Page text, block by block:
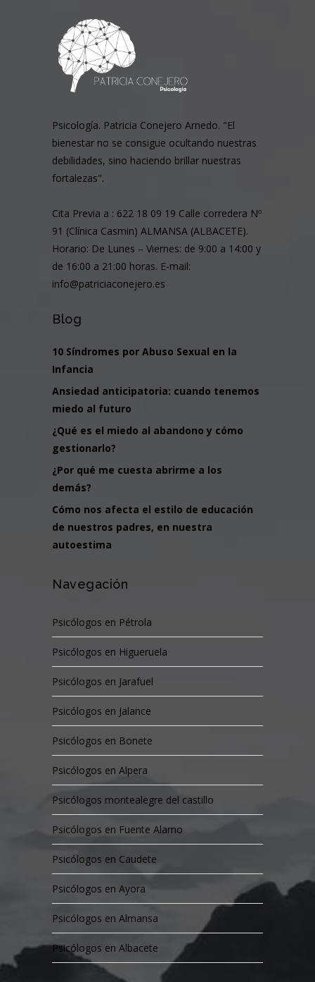
Psicología. Patricia Conejero Arnedo. "El
bienestar no se consigue ocultando nuestras
debilidades, sino haciendo brillar nuestras
fortalezas".
Cita Previa a : 622 18 09 19 Calle corredera Nº
91 (Clínica Casmin) ALMANSA (ALBACETE).
Horario: De Lunes – Viernes: de 9:00 a 14:00 y
de 16:00 a 21:00 horas. E-mail:
info@patriciaconejero.es
Blog
10 Síndromes por Abuso Sexual en la
Infancia
Ansiedad anticipatoria: cuando tenemos
miedo al futuro
¿Qué es el miedo al abandono y cómo
gestionarlo?
¿Por qué me cuesta abrirme a los
demás?
Cómo nos afecta el estilo de educación
de nuestros padres, en nuestra
autoestima
Navegación
Psicólogos en Pétrola
Psicólogos en Higueruela
Psicólogos en Jarafuel
Psicólogos en Jalance
Psicólogos en Bonete
Psicólogos en Alpera
Psicólogos montealegre del castillo
Psicólogos en Fuente Alamo
Psicólogos en Caudete
Psicólogos en Ayora
Psicólogos en Almansa
Psicólogos en Albacete